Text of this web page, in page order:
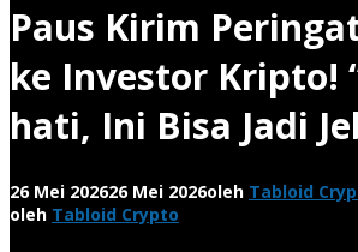
Paus Kirim
ke Investor Kripto!
hati, Ini Bisa Jadi
26 Mei 202626 Mei 2026oleh Tabloid
oleh Tabloid Crypto